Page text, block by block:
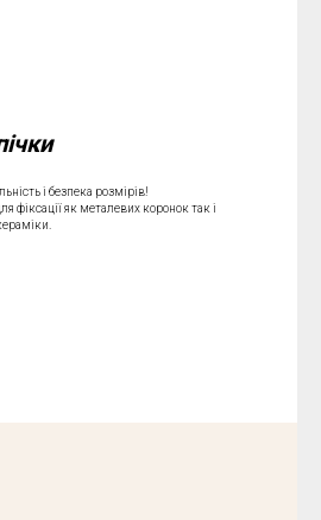
і безпека розмірів!
фіксації як металевих коронок так і